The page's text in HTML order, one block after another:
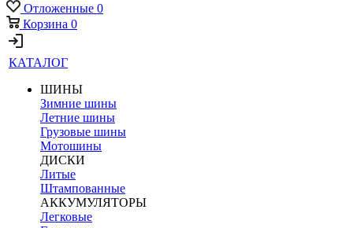
Отложенные 0
Корзина 0
КАТАЛОГ
ШИНЫ
Зимние шины
Летние шины
Грузовые шины
Мотошины
ДИСКИ
Литые
Штампованные
АККУМУЛЯТОРЫ
Легковые